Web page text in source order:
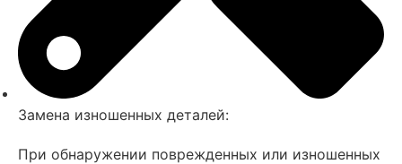
Замена изношенных деталей:
При обнаружении поврежденных или изношенных